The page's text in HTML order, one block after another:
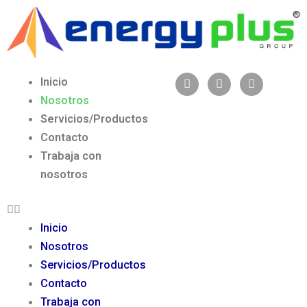
contenido
Inicio
Nosotros
Servicios/Productos
Contacto
Trabaja con
nosotros
Menu
Inicio
Nosotros
Servicios/Productos
Contacto
Trabaja con
W
h
a
F
a
c
Y
o
u